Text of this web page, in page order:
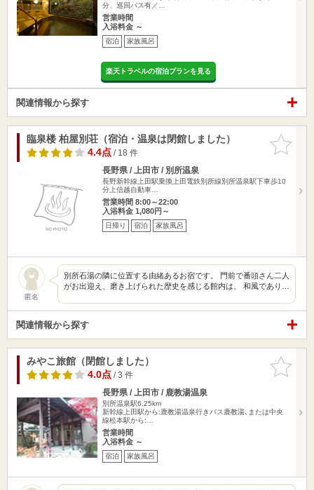
分、巡回バス有／…
営業時間
入浴料金 ～
宿泊 家族風呂
楽天トラベルの宿泊プランを見る
関連情報から探す
お気に入
りに追加
臨泉楼 柏屋別荘（宿泊・温泉は閉館しました）
4.4点/ 18 件
長野県 / 上田市 / 別所温泉
長野新幹線上田駅乗換上田電鉄別所線別所温泉駅下車歩10
分上信越自動車…
営業時間 8:00～22:00
入浴料金 1,080円～
日帰り 宿泊 家族風呂
匿名
別所石湯の隣に位置する由緒あるお宿です。 門前で番頭さん二人
がお出迎え、磨き上げられた歴史を感じる館内は、 和風であり…
関連情報から探す
お気に入
りに追加
みやこ旅館（閉館しました）
4.0点/ 3 件
長野県 / 上田市 / 鹿教湯温泉
別所温泉駅6.25km
新幹線上田駅から:鹿教湯温泉行きバス鹿教湯､または中央
線松本駅から:…
営業時間
入浴料金 ～
宿泊 家族風呂